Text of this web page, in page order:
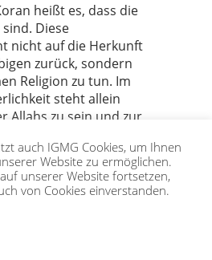
heißt es, dass die
Diese
nicht auf die Herkunft
zurück, sondern
Religion zu tun. Im
steht allein
Allahs zu sein und zur
zu gehören.
Millî Görüş e.V. |
auch IGMG Cookies, um Ihnen
Website zu ermöglichen.
unserer Website fortsetzen,
von Cookies einverstanden.